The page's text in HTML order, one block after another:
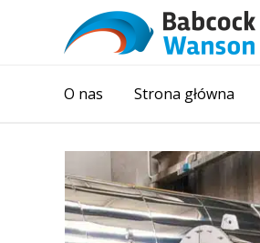
O nas Strona główna